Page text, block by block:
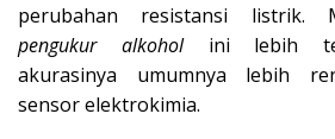
perubahan resistansi listrik.
pengukur alkoholini lebih
akurasinya umumnya lebih
sensor elektrokimia.